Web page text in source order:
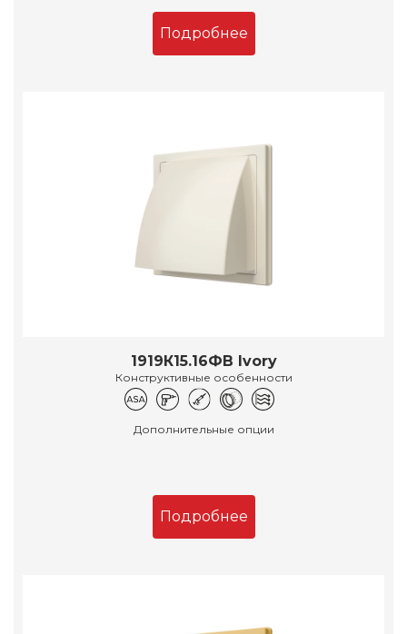
Подробнее
1919К15.16ФВ Ivory
Конструктивные особенности
Дополнительные опции
Подробнее